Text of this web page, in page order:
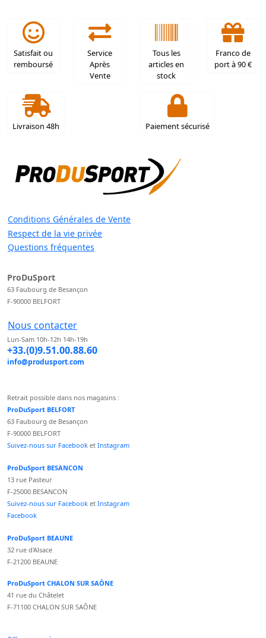
Satisfait ou
remboursé
Service
Après
Vente
Tous les
articles en
stock
Franco de
port à 90 €
Livraison 48h Paiement sécurisé
Conditions Générales de Vente
Respect de la vie privée
Questions fréquentes
ProDuSport
63 Faubourg de Besançon
F-90000 BELFORT
Nous contacter
Lun-Sam 10h-12h 14h-19h
+33.(0)9.51.00.88.60
info@produsport.com
Retrait possible dans nos magasins :
ProDuSport BELFORT
63 Faubourg de Besançon
F-90000 BELFORT
Suivez-nous sur Facebook et Instagram
ProDuSport BESANCON
13 rue Pasteur
F-25000 BESANCON
Suivez-nous sur Facebook et Instagram
Facebook
ProDuSport BEAUNE
32 rue d'Alsace
F-21200 BEAUNE
ProDuSport CHALON SUR SAÔNE
41 rue du Châtelet
F-71100 CHALON SUR SAÔNE